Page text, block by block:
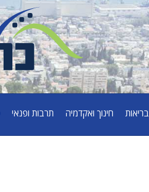
בריאות חינוך ואקדמיה תרבות ופנאי